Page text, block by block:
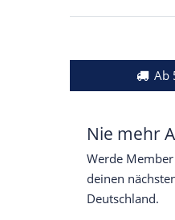
Ab
Nie mehr
Werde
deinen
Deutschland.